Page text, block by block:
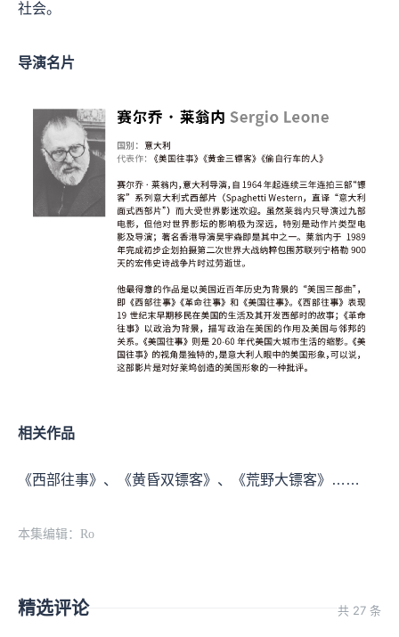
社会。
导演名片
相关作品
《西部往事》、《黄昏双镖客》、《荒野大镖客》……
本集编辑：Ro
精选评论 共 27 条